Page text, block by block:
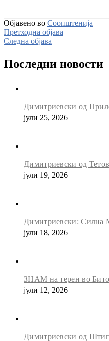
Објавено во Соопштенија
Претходна објава
Следна објава
Последни новости
Димитриевски од
јули 25, 2026
Димитриевски од
јули 19, 2026
Димитриевски: Силна
јули 18, 2026
ЗНАМ на терен во
јули 12, 2026
Димитриевски од